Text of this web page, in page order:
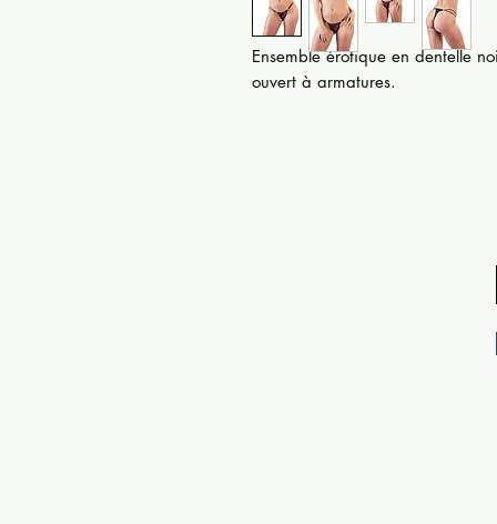
Ensemble érotique en dentelle
ouvert à armatures.